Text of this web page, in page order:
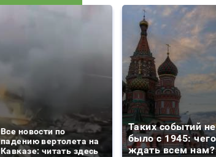
Все новости по
падению вертолета на
Кавказе: читать здесь
Таких событий не
было с 1945: чего
ждать всем нам?